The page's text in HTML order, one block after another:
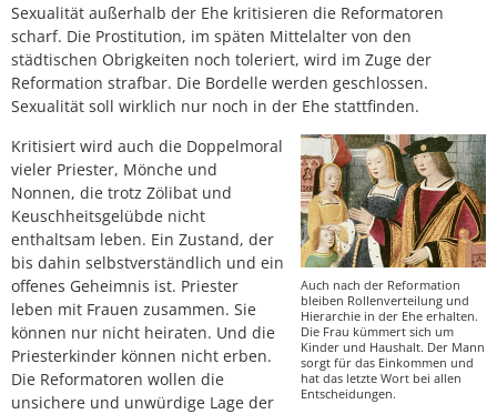
Sexualität außerhalb der Ehe kritisieren die Reformatoren
scharf. Die Prostitution, im späten Mittelalter von den
städtischen Obrigkeiten noch toleriert, wird im Zuge der
Reformation strafbar. Die Bordelle werden geschlossen.
Sexualität soll wirklich nur noch in der Ehe stattfinden.
Auch nach der Reformation
bleiben Rollenverteilung und
Hierarchie in der Ehe erhalten.
Die Frau kümmert sich um
Kinder und Haushalt. Der Mann
sorgt für das Einkommen und
hat das letzte Wort bei allen
Entscheidungen.
Kritisiert wird auch die Doppelmoral
vieler Priester, Mönche und
Nonnen, die trotz Zölibat und
Keuschheitsgelübde nicht
enthaltsam leben. Ein Zustand, der
bis dahin selbstverständlich und ein
offenes Geheimnis ist. Priester
leben mit Frauen zusammen. Sie
können nur nicht heiraten. Und die
Priesterkinder können nicht erben.
Die Reformatoren wollen die
unsichere und unwürdige Lage der